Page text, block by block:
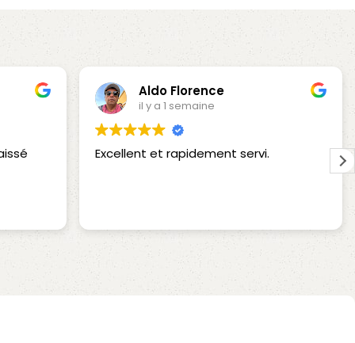
Aldo Florence
il y a 1 semaine
Excellent et rapidement servi.